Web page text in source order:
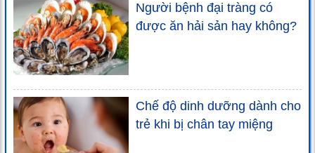
Người bệnh đại tràng có
được ăn hải sản hay không?
Chế độ dinh dưỡng dành cho
trẻ khi bị chân tay miệng